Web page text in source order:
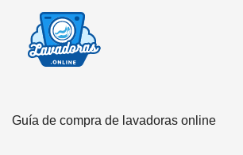
Guía de compra de lavadoras online